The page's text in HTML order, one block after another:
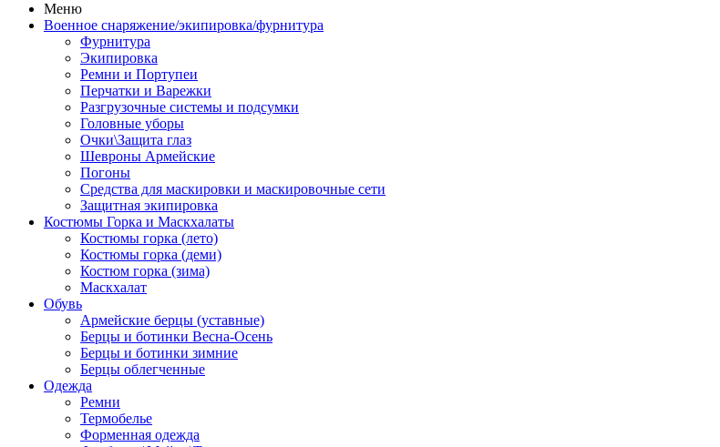
Меню
Военное снаряжение/экипировка/фурнитура
Фурнитура
Экипировка
Ремни и Портупеи
Перчатки и Варежки
Разгрузочные системы и подсумки
Головные уборы
Очки\Защита глаз
Шевроны Армейские
Погоны
Средства для маскировки и маскировочные сети
Защитная экипировка
Костюмы Горка и Маскхалаты
Костюмы горка (лето)
Костюмы горка (деми)
Костюм горка (зима)
Маскхалат
Обувь
Армейские берцы (уставные)
Берцы и ботинки Весна-Осень
Берцы и ботинки зимние
Берцы облегченные
Одежда
Ремни
Термобелье
Форменная одежда